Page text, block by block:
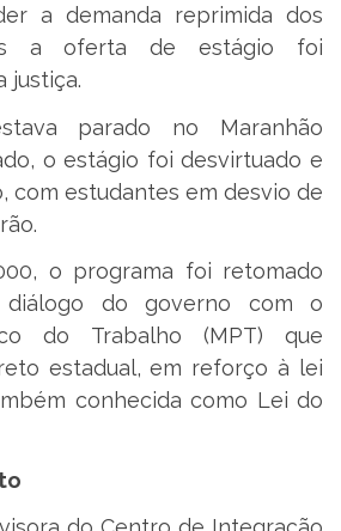
a demanda reprimida dos
a oferta de estágio foi
justiça.
parado no Maranhão
o estágio foi desvirtuado e
com estudantes em desvio de
o programa foi retomado
do governo com o
do Trabalho (MPT) que
estadual, em reforço à lei
conhecida como Lei do